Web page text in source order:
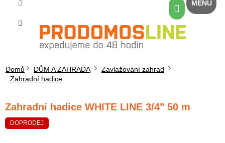
obsah
Nákupní
košík
Domů DŮM A ZAHRADA
Zavlažování zahrad
Zahradní hadice
Zahradní hadice WHITE LINE 3/4" 50 m
DOPRODEJ